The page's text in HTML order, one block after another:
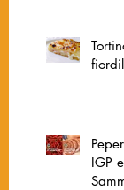
IGP